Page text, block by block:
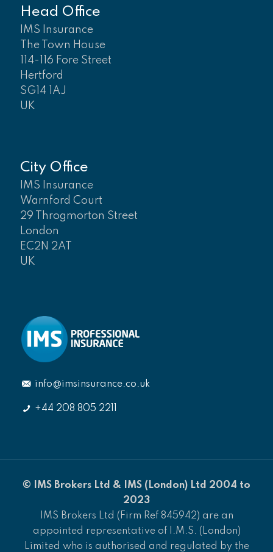
Head Office
IMS Insurance
The Town House
114-116 Fore Street
Hertford
SG14 1AJ
UK
City Office
IMS Insurance
Warnford Court
29 Throgmorton Street
London
EC2N 2AT
UK
info@imsinsurance.co.uk
+44 208 805 2211
© IMS Brokers Ltd & IMS (London) Ltd 2004 to
2023
IMS Brokers Ltd (Firm Ref 845942) are an
appointed representative of I.M.S. (London)
Limited who is authorised and regulated by the